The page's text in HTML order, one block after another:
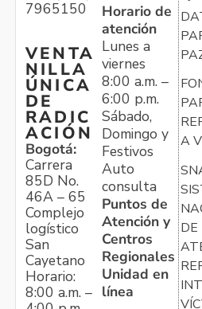
7965150
VENTA
NILLA
ÚNICA
DE
RADIC
ACIÓN
Bogotá:
Carrera
85D No.
46A – 65
Complejo
logístico
San
Cayetano
Horario:
8:00 a.m. –
Horario de
atención
Lunes a
viernes
8:00 a.m. –
6:00 p.m.
Sábado,
Domingo y
Festivos
Auto
consulta
Puntos de
Atención y
Centros
Regionales
Unidad en
línea
A
DE